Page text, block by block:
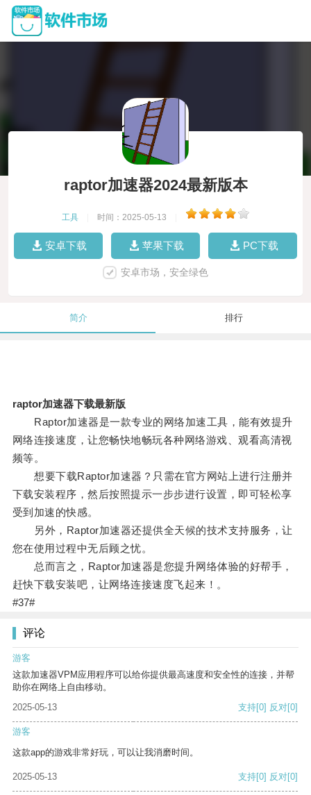
raptor加速器2024最新版本
工具 时间：2025-05-13
安卓下载 苹果下载 PC下载
安卓市场，安全绿色
简介 排行
raptor加速器下载最新版
Raptor加速器是一款专业的网络加速工具，能有效提升
网络连接速度，让您畅快地畅玩各种网络游戏、观看高清视
频等。
想要下载Raptor加速器？只需在官方网站上进行注册并
下载安装程序，然后按照提示一步步进行设置，即可轻松享
受到加速的快感。
另外，Raptor加速器还提供全天候的技术支持服务，让
您在使用过程中无后顾之忧。
总而言之，Raptor加速器是您提升网络体验的好帮手，
赶快下载安装吧，让网络连接速度飞起来！。
#37#
评论
游客
这款加速器VPM应用程序可以给你提供最高速度和安全性的连接，并帮
助你在网络上自由移动。
2025-05-13
支持[0] 反对[0]
游客
这款app的游戏非常好玩，可以让我消磨时间。
2025-05-13 支持[0] 反对[0]